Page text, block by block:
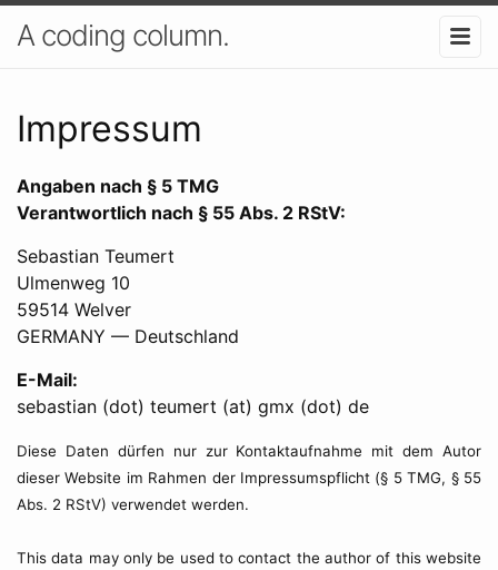
A coding column.
Impressum
Angaben nach § 5 TMG
Verantwortlich nach § 55 Abs. 2 RStV:
Sebastian Teumert
Ulmenweg 10
59514 Welver
GERMANY — Deutschland
E-Mail:
sebastian (dot) teumert (at) gmx (dot) de
Diese Daten dürfen nur zur Kontaktaufnahme mit dem Autor
dieser Website im Rahmen der Impressumspflicht (§ 5 TMG, § 55
Abs. 2 RStV) verwendet werden.
This data may only be used to contact the author of this website